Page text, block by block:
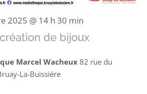
2025 @ 14 h 30 min
de bijoux
Marcel Wacheux82 rue du
La-Buissière